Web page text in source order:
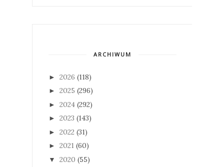
ARCHIWUM
► 2026 (118)
► 2025 (296)
► 2024 (292)
► 2023 (143)
► 2022 (31)
► 2021 (60)
▼ 2020 (55)